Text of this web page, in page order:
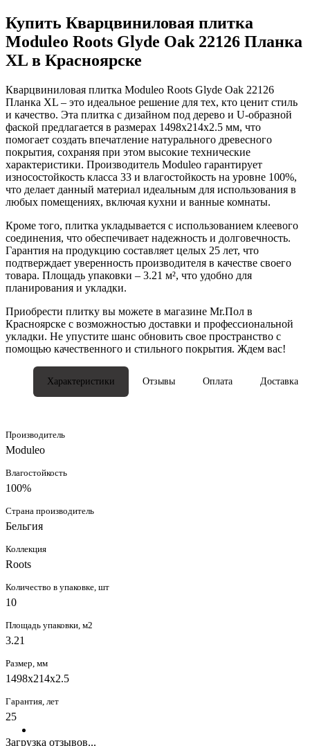
Купить Кварцвиниловая плитка
Moduleo Roots Glyde Oak 22126 Планка
XL в Красноярске
Кварцвиниловая плитка Moduleo Roots Glyde Oak 22126
Планка XL – это идеальное решение для тех, кто ценит стиль
и качество. Эта плитка с дизайном под дерево и U-образной
фаской предлагается в размерах 1498x214x2.5 мм, что
помогает создать впечатление натурального древесного
покрытия, сохраняя при этом высокие технические
характеристики. Производитель Moduleo гарантирует
износостойкость класса 33 и влагостойкость на уровне 100%,
что делает данный материал идеальным для использования в
любых помещениях, включая кухни и ванные комнаты.
Кроме того, плитка укладывается с использованием клеевого
соединения, что обеспечивает надежность и долговечность.
Гарантия на продукцию составляет целых 25 лет, что
подтверждает уверенность производителя в качестве своего
товара. Площадь упаковки – 3.21 м², что удобно для
планирования и укладки.
Приобрести плитку вы можете в магазине Mr.Пол в
Красноярске с возможностью доставки и профессиональной
укладки. Не упустите шанс обновить свое пространство с
помощью качественного и стильного покрытия. Ждем вас!
Характеристики Отзывы Оплата Доставка
Производитель
Moduleo
Влагостойкость
100%
Страна производитель
Бельгия
Коллекция
Roots
Количество в упаковке, шт
10
Площадь упаковки, м2
3.21
Размер, мм
1498x214x2.5
Гарантия, лет
25
Загрузка отзывов...